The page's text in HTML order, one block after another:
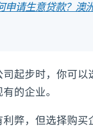
申请生意贷款？澳
起步时，你可以
的企业。
弊，但选择购买